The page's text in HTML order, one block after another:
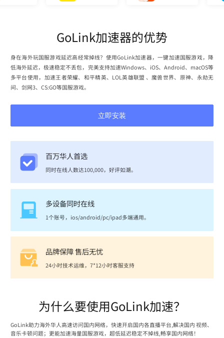
GoLink加速器的优势
身在海外玩国服游戏延迟高经常掉线？使用GoLink加速器，一键加速国服游戏，降
低海外延迟，极速稳定不丢包，完美支持加速Windows、iOS、Android、macOS等
多平台使用，加速王者荣耀、和平精英、LOL英雄联盟 、魔兽世界、原神、永劫无
间、剑网3、CS:GO等国服游戏。
立即安装
百万华人首选
同时在线人数达100,000，好评如潮。
多设备同时在线
1个账号，ios/android/pc/ipad多端通用。
品牌保障 售后无忧
24小时技术运维，7*12小时客服支持
为什么要使用GoLink加速？
GoLink助力海外华人高速访问国内网络，快速开启国内各直播平台,解决国内 视频、
音乐卡顿问题；更能加速海量国服游戏，超低延迟稳定不掉线,畅享国内网络！